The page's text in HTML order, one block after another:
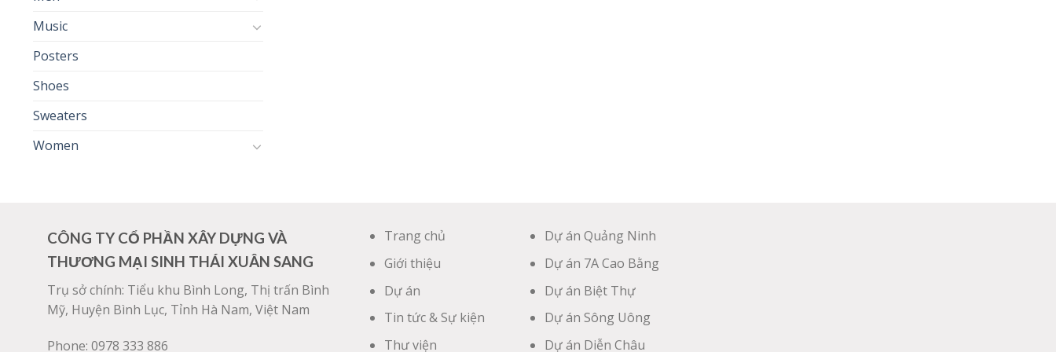
Music
Posters
Shoes
Sweaters
Women
CÔNG TY CỔ PHẦN XÂY DỰNG VÀ
THƯƠNG MẠI SINH THÁI XUÂN SANG
Trụ sở chính: Tiểu khu Bình Long, Thị trấn Bình
Mỹ, Huyện Bình Lục, Tỉnh Hà Nam, Việt Nam
Phone: 0978 333 886
Trang chủ
Giới thiệu
Dự án
Tin tức & Sự kiện
Thư viện
Dự án Quảng Ninh
Dự án 7A Cao Bằng
Dự án Biệt Thự
Dự án Sông Uông
Dự án Diễn Châu